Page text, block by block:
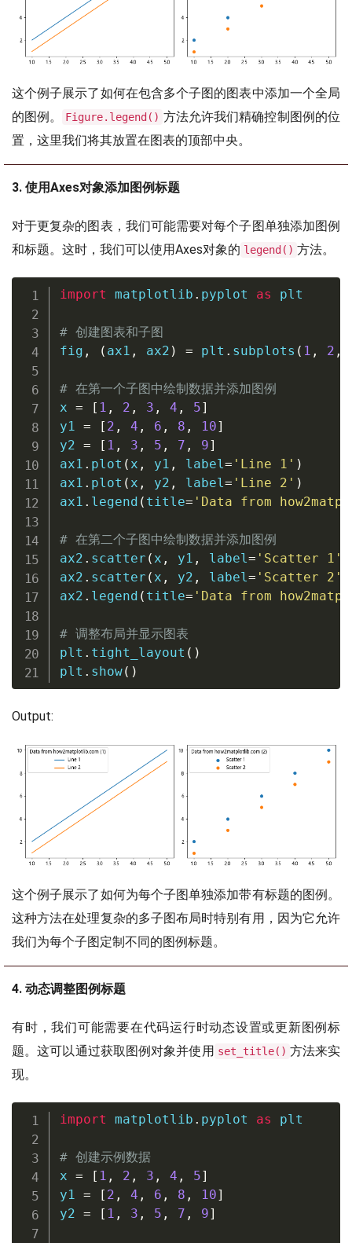
这个例子展示了如何在包含多个子图的图表中添加一个全局
的图例。
Figure.legend() 方法允许我们精确控制图例的位
置，这里我们将其放置在图表的顶部中央。
3. 使用Axes对象添加图例标题
对于更复杂的图表，我们可能需要对每个子图单独添加图例
和标题。这时，我们可以使用Axes对象的 legend() 方法。
import matplotlib . pyplot as plt
# 创建图表和子图
fig , ( ax1 , ax2 ) = plt . subplots ( 1 , 2 ,
# 在第一个子图中绘制数据并添加图例
x = [ 1 , 2 , 3 , 4 , 5]
y1 = [ 2 , 4 , 6 , 8 , 10]
y2 = [ 1 , 3 , 5 , 7 , 9]
ax1 . plot ( x , y1 , label= 'Line 1' )
ax1 . plot ( x , y2 , label= 'Line 2' )
ax1 . legend ( title= 'Data from
# 在第二个子图中绘制数据并添加图例
ax2 . scatter ( x , y1 , label= 'Scatter 1'
ax2 . scatter ( x , y2 , label= 'Scatter 2'
ax2 . legend ( title= 'Data from
# 调整布局并显示图表
plt . tight_layout ( )
plt . show( )
Output:
这个例子展示了如何为每个子图单独添加带有标题的图例。
这种方法在处理复杂的多子图布局时特别有用，因为它允许
我们为每个子图定制不同的图例标题。
4. 动态调整图例标题
有时，我们可能需要在代码运行时动态设置或更新图例标
题。这可以通过获取图例对象并使用 set_title() 方法来实
现。
import matplotlib . pyplot as plt
# 创建示例数据
x = [ 1 , 2 , 3 , 4 , 5]
y1 = [ 2 , 4 , 6 , 8 , 10]
y2 = [ 1 , 3 , 5 , 7 , 9]